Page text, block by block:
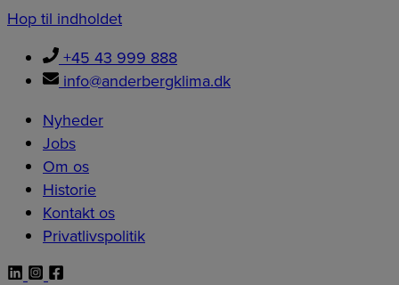
Hop til indholdet
+45 43 999 888
info@anderbergklima.dk
Nyheder
Jobs
Om os
Historie
Kontakt os
Privatlivspolitik